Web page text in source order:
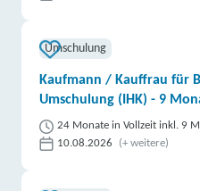
Umschulung
Kaufmann / Kauffrau für
Umschulung (IHK) - 9
24 Monate in Vollzeit inkl. 9
10.08.2026
(+ weitere)